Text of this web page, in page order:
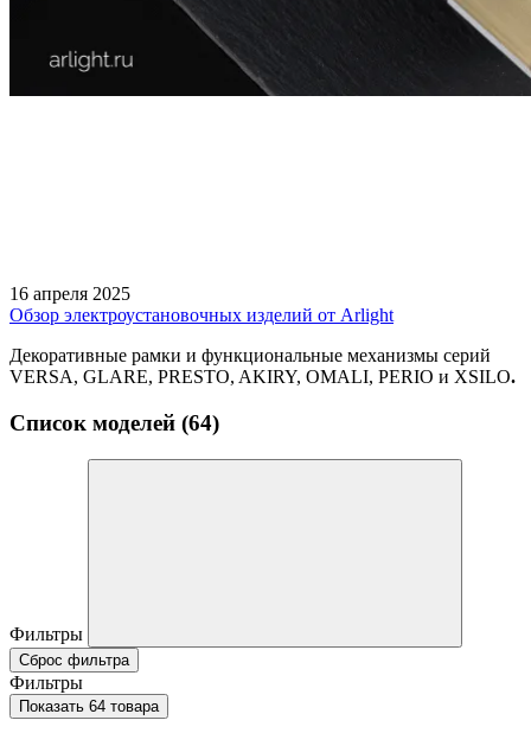
16 апреля 2025
Обзор электроустановочных изделий от Arlight
Декоративные рамки и функциональные механизмы серий
VERSA, GLARE, PRESTO, AKIRY, OMALI, PERIO и XSILO.
Список моделей (64)
Фильтры
Сброс фильтра
Фильтры
Показать 64 товара